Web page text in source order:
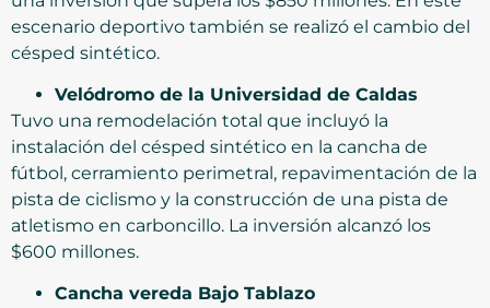
escenario deportivo también se realizó el cambio del
césped sintético.
Velódromo de la Universidad de Caldas
Tuvo una remodelación total que incluyó la
instalación del césped sintético en la cancha de
fútbol, cerramiento perimetral, repavimentación de la
pista de ciclismo y la construcción de una pista de
atletismo en carboncillo. La inversión alcanzó los
$600 millones.
Cancha vereda Bajo Tablazo